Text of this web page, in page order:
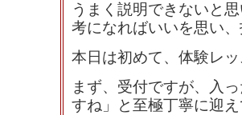
うまく説明できないと
考になればいいを思い
本日は初めて、体験レ
まず、受付ですが、入
すね」と至極丁寧に迎